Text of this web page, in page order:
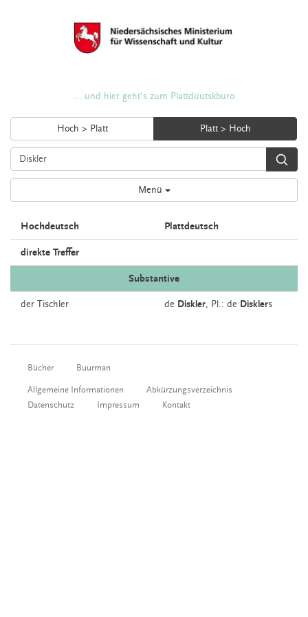
... und hier geht's zum Plattdüütskbüro
Hoch > Platt Platt > Hoch
Menü
Hochdeutsch Plattdeutsch
direkte Treffer
Substantive
der Tischler de Diskler, Pl.: de Disklers
Bücher Buurman
Allgemeine Informationen
Abkürzungsverzeichnis
Datenschutz
Impressum Kontakt